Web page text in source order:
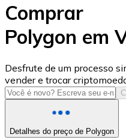
USD Coin
USDC
Comprar
Polygon em
Desfrute de um processo
vender e trocar
Detalhes do preço de Polygon